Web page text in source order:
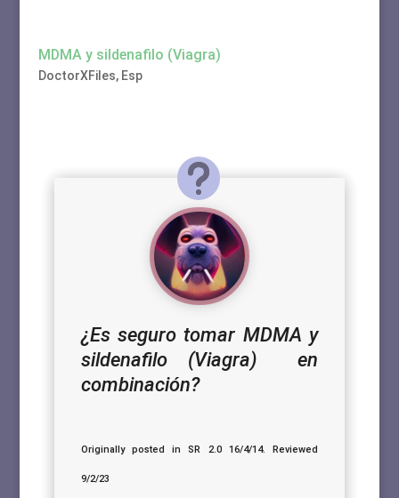
MDMA y sildenafilo (Viagra)
DoctorXFiles, Esp
¿Es seguro tomar MDMA y
sildenafilo (Viagra) en
combinación?
Originally posted in SR 2.0 16/4/14. Reviewed
9/2/23